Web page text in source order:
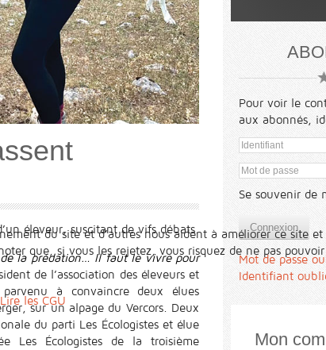
éleveur, suscitant de vifs débats.
de la prédation… Il faut le vivre pour
de l’association des éleveurs et
à convaincre deux élues
sur un alpage du Vercors. Deux
du parti Les Écologistes et élue
Les Écologistes de la troisième
Pour voir le
aux abonnés,
Se souvenir de
Connexion
Mot de passe
Identifiant
Mon
du site et d’autres nous aident à améliorer ce site
que, si vous les rejetez, vous risquez de ne pas
Lire les CGU